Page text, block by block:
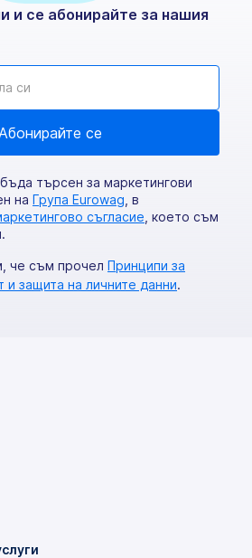
и се абонирайте за нашия
търсен за маркетингови
на Група Eurowag , в
съгласие , което съм
че съм прочел Принципи за
и защита на личните данни.